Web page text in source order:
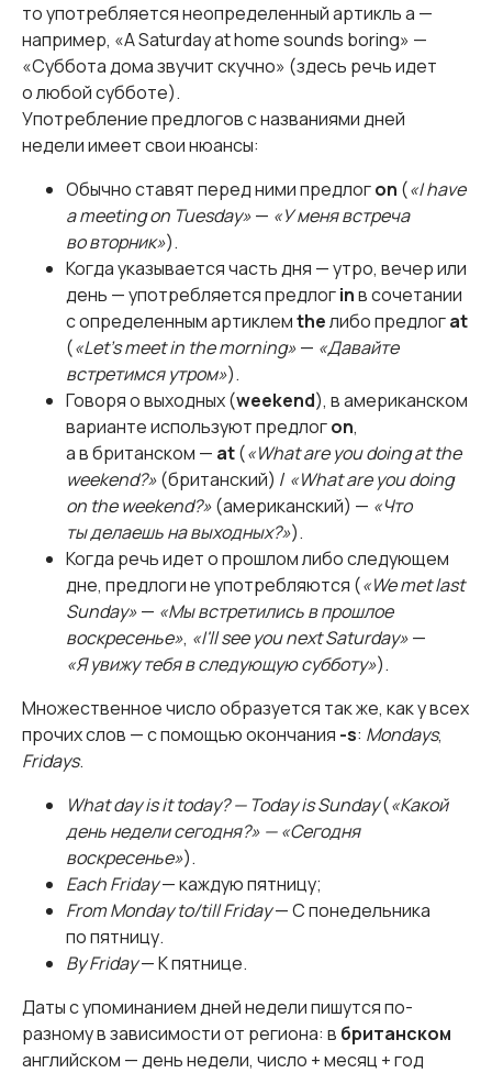
то употребляется неопределенный артикль a —
например, «A Saturday at home sounds boring» —
«Суббота дома звучит скучно» (здесь речь идет
о любой субботе).
Употребление предлогов с названиями дней
недели имеет свои нюансы:
Обычно ставят перед ними предлогon («I have
a meeting on Tuesday»— «У меня встреча
во вторник»).
Когда указывается часть дня — утро, вечер или
день — употребляется предлогinв сочетании
с определенным артиклемtheлибо предлогat
(«Let's meet in the morning»— «Давайте
встретимся утром»).
Говоря о выходных (weekend), в американском
варианте используют предлогon,
а в британском — at(«What are you doing at the
weekend?»(британский) / «What are you doing
on the weekend?»(американский) — «Что
ты делаешь на выходных?»).
Когда речь идет о прошлом либо следующем
дне, предлоги не употребляются («We met last
Sunday»— «Мы встретились в прошлое
воскресенье», «I'll see you next Saturday»—
«Я увижу тебя в следующую субботу»).
Множественное число образуется так же, как у всех
прочих слов — с помощью окончания -s: Mondays,
Fridays.
What day is it today? — Today is Sunday(«Какой
день недели сегодня?» — «Сегодня
воскресенье»).
Each Friday— каждую пятницу;
From Monday to/till Friday— С понедельника
по пятницу.
By Friday— К пятнице.
Даты с упоминанием дней недели пишутся по-
разному в зависимости от региона: в британском
английском — день недели, число + месяц + год